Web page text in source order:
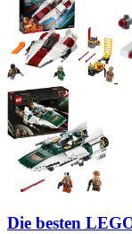
Die besten